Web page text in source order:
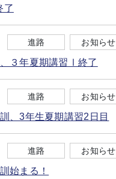
了
進路 お知らせ
３年夏期講習Ⅰ終了
進路 お知らせ
、3年生夏期講習2日目
進路 お知らせ
始まる！